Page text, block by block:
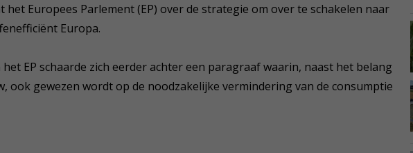
het Europees Parlement (EP) over de strategie om over te schakelen naar
Europa.
EP schaarde zich eerder achter een paragraaf waarin, naast het belang
ook gewezen wordt op de noodzakelijke vermindering van de consumptie